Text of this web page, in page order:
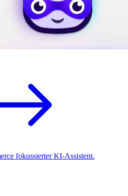
fokussierter KI-Assistent.